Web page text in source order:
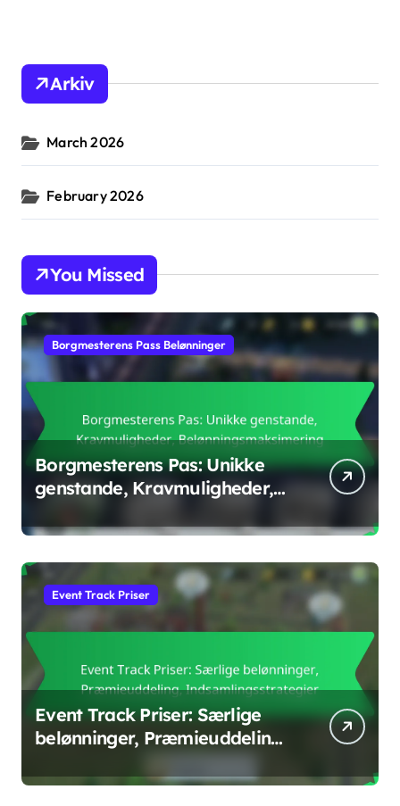
Arkiv
March 2026
February 2026
You Missed
Borgmesterens Pass Belønninger
Borgmesterens Pas: Unikke
genstande, Kravmuligheder,
Event Track Priser
Event Track Priser: Særlige
belønninger, Præmieuddeling,
Indsamlingsstrategier